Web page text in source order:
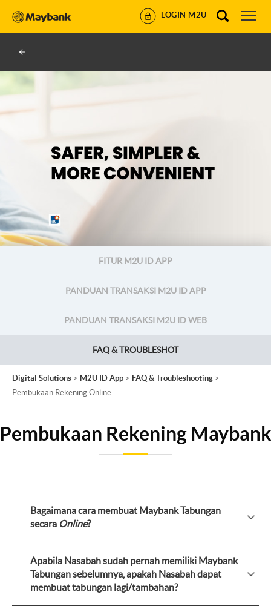
LOGIN M2U
FITUR M2U ID APP
PANDUAN TRANSAKSI M2U ID APP
PANDUAN TRANSAKSI M2U ID WEB
FAQ & TROUBLESHOT
Digital Solutions > M2U ID App > FAQ & Troubleshooting >
Pembukaan Rekening Online
Pembukaan Rekening Maybank
Bagaimana cara membuat Maybank Tabungan
secara Online?
Apabila Nasabah sudah pernah memiliki Maybank
Tabungan sebelumnya, apakah Nasabah dapat
membuat tabungan lagi/tambahan?